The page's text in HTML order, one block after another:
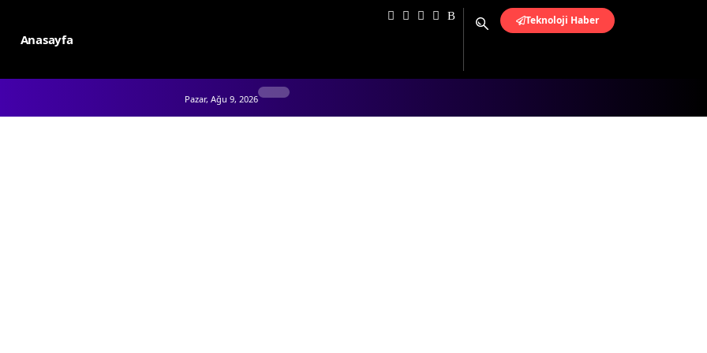
Anasayfa
Teknoloji Haber
Pazar, Ağu 9, 2026